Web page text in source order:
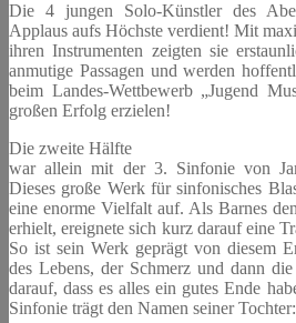
Die 4 jungen Solo-Künstler des
Applaus aufs Höchste verdient! Mit
ihren Instrumenten zeigten sie
anmutige Passagen und werden
beim Landes-Wettbewerb „Jugend
großen Erfolg erzielen!
Die zweite Hälfte
war allein mit der 3. Sinfonie von
Dieses große Werk für sinfonisches
eine enorme Vielfalt auf. Als Barnes
erhielt, ereignete sich kurz darauf eine
So ist sein Werk geprägt von diesem
des Lebens, der Schmerz und dann
darauf, dass es alles ein gutes Ende
Sinfonie trägt den Namen seiner